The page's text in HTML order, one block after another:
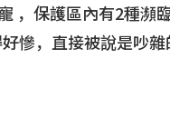
，保護區內有2種瀕
，直接被說是吵雜